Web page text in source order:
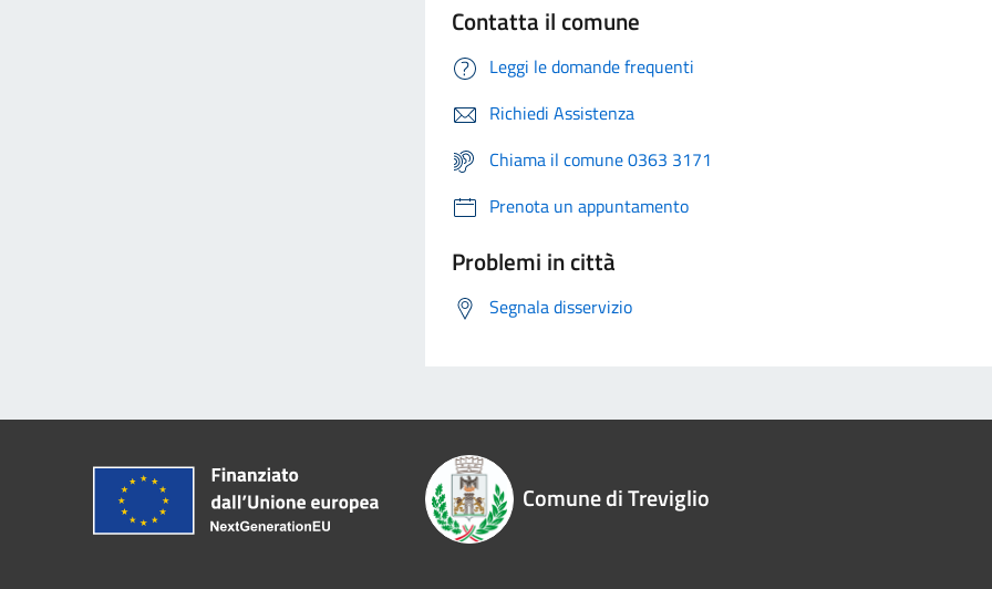
Contatta il comune
Leggi le domande frequenti
Richiedi Assistenza
Chiama il comune 0363 3171
Prenota un appuntamento
Problemi in città
Segnala disservizio
Comune di Treviglio